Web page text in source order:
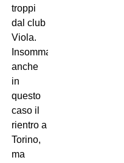
troppi
dal club
Viola.
Insomma:
anche
in
questo
caso il
rientro a
Torino,
ma